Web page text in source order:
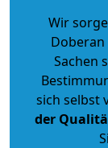
Wir
Sachen
sich selbst
der